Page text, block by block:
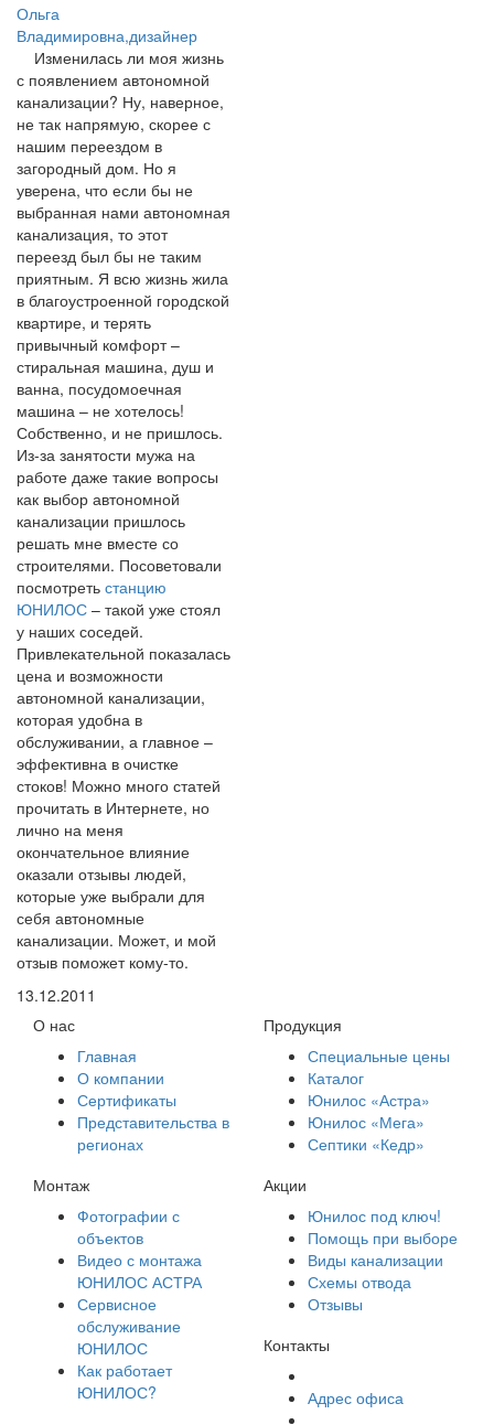
Ольга
Владимировна,дизайнер
Изменилась ли моя жизнь
с появлением автономной
канализации? Ну, наверное,
не так напрямую, скорее с
нашим переездом в
загородный дом. Но я
уверена, что если бы не
выбранная нами автономная
канализация, то этот
переезд был бы не таким
приятным. Я всю жизнь жила
в благоустроенной городской
квартире, и терять
привычный комфорт –
стиральная машина, душ и
ванна, посудомоечная
машина – не хотелось!
Собственно, и не пришлось.
Из-за занятости мужа на
работе даже такие вопросы
как выбор автономной
канализации пришлось
решать мне вместе со
строителями. Посоветовали
посмотреть станцию
ЮНИЛОС – такой уже стоял
у наших соседей.
Привлекательной показалась
цена и возможности
автономной канализации,
которая удобна в
обслуживании, а главное –
эффективна в очистке
стоков! Можно много статей
прочитать в Интернете, но
лично на меня
окончательное влияние
оказали отзывы людей,
которые уже выбрали для
себя автономные
канализации. Может, и мой
отзыв поможет кому-то.
13.12.2011
О нас
Главная
О компании
Сертификаты
Представительства в
регионах
Продукция
Специальные цены
Каталог
Юнилос «Астра»
Юнилос «Мега»
Септики «Кедр»
Монтаж
Фотографии с
объектов
Видео с монтажа
ЮНИЛОС АСТРА
Сервисное
обслуживание
ЮНИЛОС
Как работает
ЮНИЛОС?
Акции
Юнилос под ключ!
Помощь при выборе
Виды канализации
Схемы отвода
Отзывы
Контакты
Адрес офиса